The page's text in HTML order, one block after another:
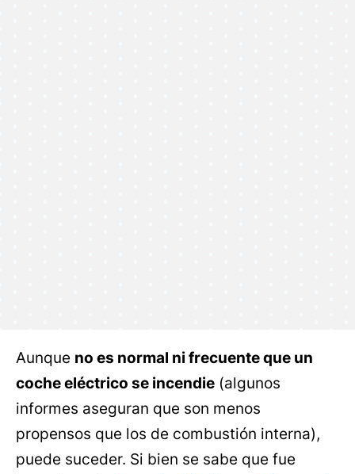
Aunque no es normal ni frecuente que un
coche eléctrico se incendie (algunos
informes aseguran que son menos
propensos que los de combustión interna),
puede suceder. Si bien se sabe que fue